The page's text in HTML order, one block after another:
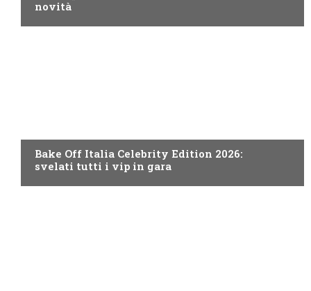
novità
Bake Off Italia Celebrity Edition 2026:
svelati tutti i vip in gara